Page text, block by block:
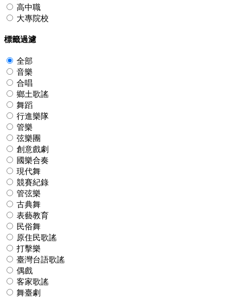
高中職
大專院校
標籤過濾
全部
音樂
合唱
鄉土歌謠
舞蹈
行進樂隊
管樂
弦樂團
創意戲劇
國樂合奏
現代舞
競賽紀錄
管弦樂
古典舞
表藝教育
民俗舞
原住民歌謠
打擊樂
臺灣台語歌謠
偶戲
客家歌謠
舞臺劇